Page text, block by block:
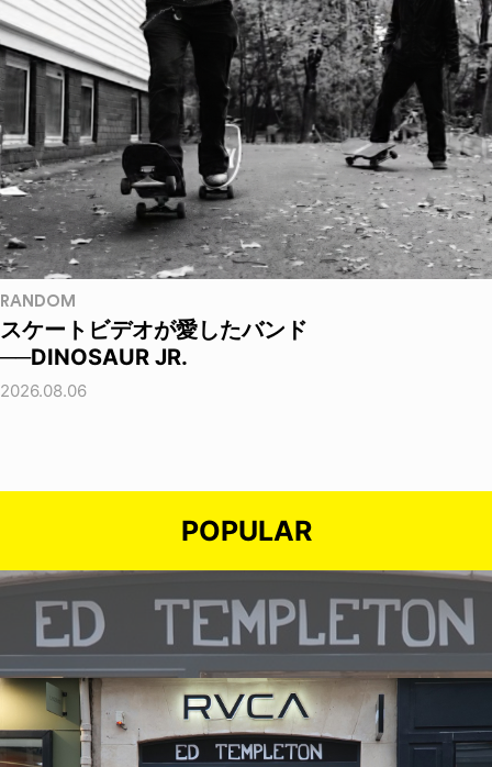
RANDOM
スケートビデオが愛したバンド
──DINOSAUR JR.
2026.08.06
POPULAR